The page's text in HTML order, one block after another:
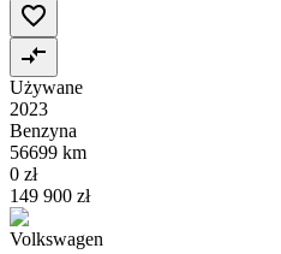
Używane
2023
Benzyna
56699 km
0 zł
149 900 zł
Volkswagen